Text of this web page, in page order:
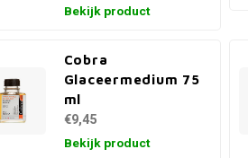
Bekijk product
Cobra
Glaceermedium 75
ml
€9,45
Bekijk product